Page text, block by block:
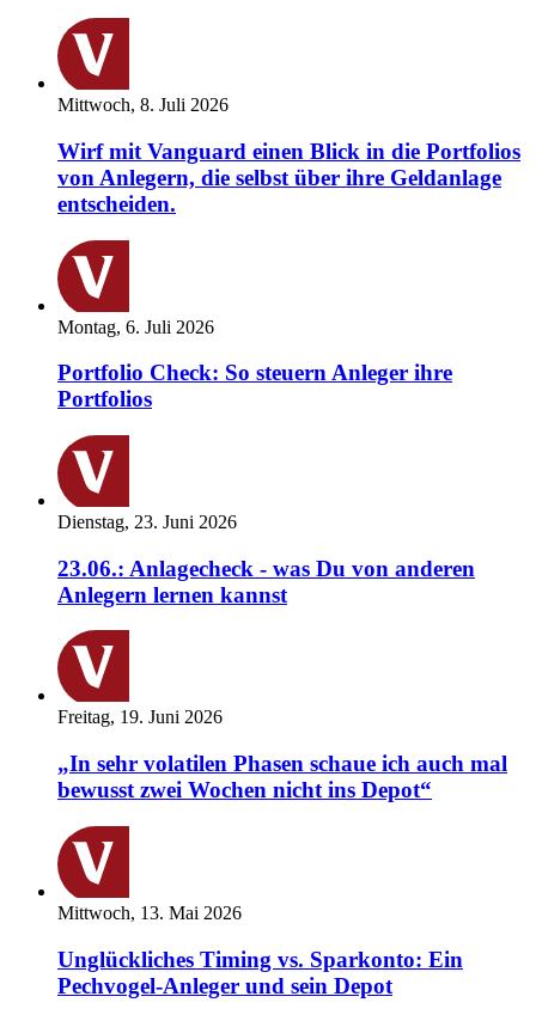
Mittwoch, 8. Juli 2026
Wirf mit Vanguard einen Blick in die Portfolios
von Anlegern, die selbst über ihre Geldanlage
entscheiden.
Montag, 6. Juli 2026
Portfolio Check: So steuern Anleger ihre
Portfolios
Dienstag, 23. Juni 2026
23.06.: Anlagecheck - was Du von anderen
Anlegern lernen kannst
Freitag, 19. Juni 2026
„In sehr volatilen Phasen schaue ich auch mal
bewusst zwei Wochen nicht ins Depot“
Mittwoch, 13. Mai 2026
Unglückliches Timing vs. Sparkonto: Ein
Pechvogel-Anleger und sein Depot